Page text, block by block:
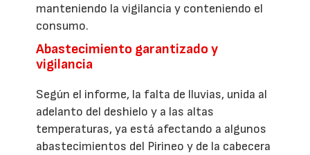
manteniendo la vigilancia y conteniendo el
consumo.
Abastecimiento garantizado y
vigilancia
Según el informe, la falta de lluvias, unida al
adelanto del deshielo y a las altas
temperaturas, ya está afectando a algunos
abastecimientos del Pirineo y de la cabecera